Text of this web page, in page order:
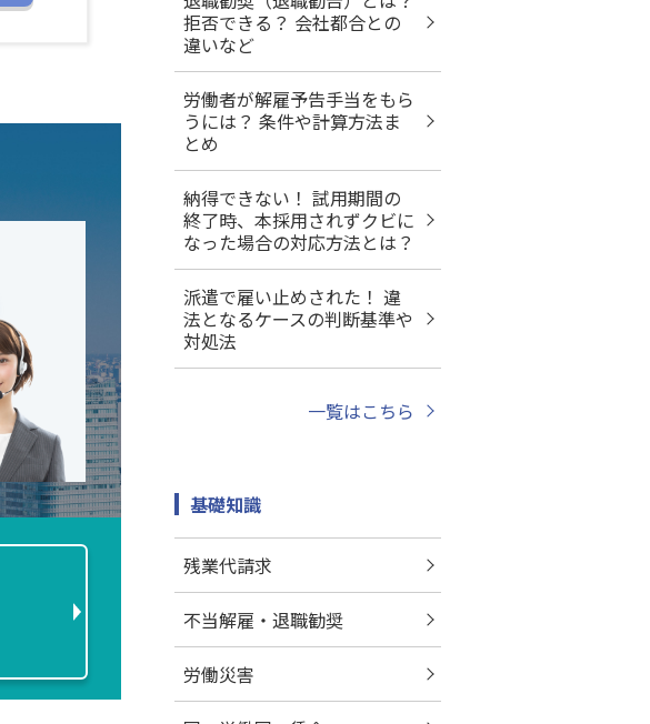
拒否できる？ 会社都合との
違いなど
労働者が解雇予告手当をもら
うには？ 条件や計算方法ま
とめ
納得できない！ 試用期間の
終了時、本採用されずクビに
なった場合の対応方法とは？
派遣で雇い止めされた！ 違
法となるケースの判断基準や
対処法
一覧はこちら
基礎知識
残業代請求
不当解雇・退職勧奨
労働災害